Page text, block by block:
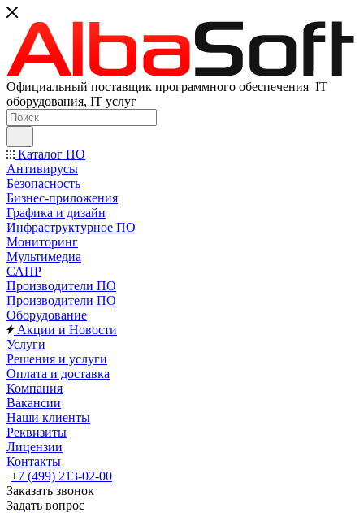
Официальный поставщик программного обеспечения IT
оборудования, IT услуг
Каталог ПО
Антивирусы
Безопасность
Бизнес-приложения
Графика и дизайн
Инфраструктурное ПО
Мониторинг
Мультимедиа
САПР
Производители ПО
Производители ПО
Оборудование
Акции и Новости
Услуги
Решения и услуги
Оплата и доставка
Компания
Вакансии
Наши клиенты
Реквизиты
Лицензии
Контакты
+7 (499) 213-02-00
Заказать звонок
Задать вопрос